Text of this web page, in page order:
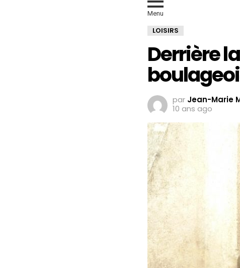
Menu
LOISIRS
Derrière
par Jean-Marie
10 ans ago